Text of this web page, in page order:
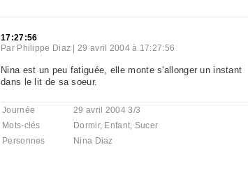
17:27:56
Par Philippe Diaz |29 avril 2004 à 17:27:56
Nina est un peu fatiguée, elle monte s'allonger un instant
dans le lit de sa soeur.
Journée
29 avril 2004 3/3
Mots-clés
Dormir, Enfant, Sucer
Personnes
Nina Diaz